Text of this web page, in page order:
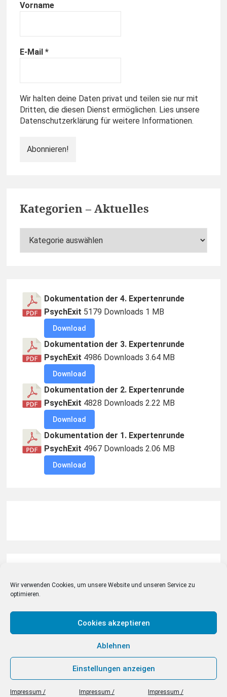
Wir verwenden Cookies, um unsere Website und unseren Service zu
optimieren.
Cookies akzeptieren
Ablehnen
Einstellungen anzeigen
Impressum / Impressum / Impressum /
Vorname
E-Mail *
Wir halten deine Daten privat und teilen sie nur mit
Dritten, die diesen Dienst ermöglichen. Lies unsere
Datenschutzerklärung für weitere Informationen.
Kategorien – Aktuelles
Footer
Widgets
Dokumentation der 4. Expertenrunde
PsychExit 5179 Downloads 1 MB
Download
Dokumentation der 3. Expertenrunde
PsychExit 4986 Downloads 3.64 MB
Download
Dokumentation der 2. Expertenrunde
PsychExit 4828 Downloads 2.22 MB
Download
Dokumentation der 1. Expertenrunde
PsychExit 4967 Downloads 2.06 MB
Download
absetzen.info © 2026 . All Rights Reserved